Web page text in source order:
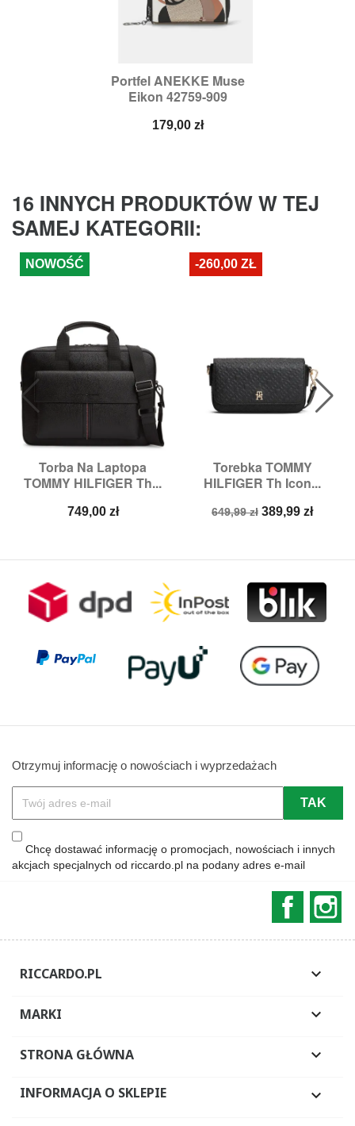
Portfel ANEKKE Muse
Eikon 42759-909
Cena
179,00 zł
16 INNYCH PRODUKTÓW W TEJ
SAMEJ KATEGORII:
Torba Na Laptopa
TOMMY HILFIGER Th...
Cena
749,00 zł
NOWOŚĆ
Torebka TOMMY
HILFIGER Th Icon...
Cena
649,99 zł Cena
389,99 zł
-260,00 ZŁ
Otrzymuj informację o nowościach i wyprzedażach
Chcę dostawać informację o promocjach, nowościach i innych
akcjach specjalnych od riccardo.pl na podany adres e-mail
RICCARDO.PL 
MARKI 
STRONA GŁÓWNA 
INFORMACJA O SKLEPIE 